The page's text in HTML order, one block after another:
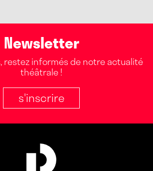
Newsletter
restez informés de notre actualité
théâtrale !
s'inscrire